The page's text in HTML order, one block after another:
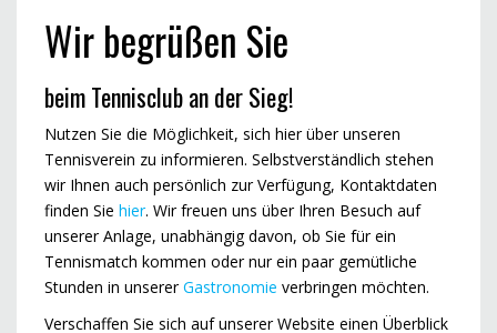
Wir begrüßen Sie
beim Tennisclub an der Sieg!
Nutzen Sie die Möglichkeit, sich hier über unseren
Tennisverein zu informieren. Selbstverständlich stehen
wir Ihnen auch persönlich zur Verfügung, Kontaktdaten
finden Sie hier. Wir freuen uns über Ihren Besuch auf
unserer Anlage, unabhängig davon, ob Sie für ein
Tennismatch kommen oder nur ein paar gemütliche
Stunden in unsererGastronomie verbringen möchten.
Verschaffen Sie sich auf unserer Website einen Überblick